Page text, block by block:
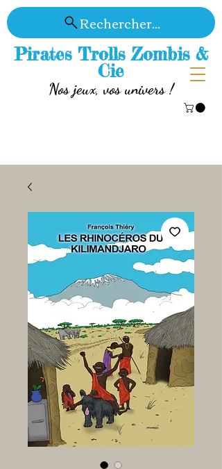
Pirates Trolls Zombis &
Cie
Nos jeux, vos univers !
Rechercher...